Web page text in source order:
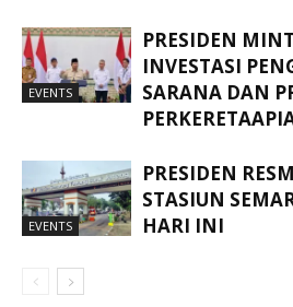
EVENTS
PRESIDEN
INVESTASI
SARANA DAN
EVENTS
PRESIDEN
STASIUN
HARI INI